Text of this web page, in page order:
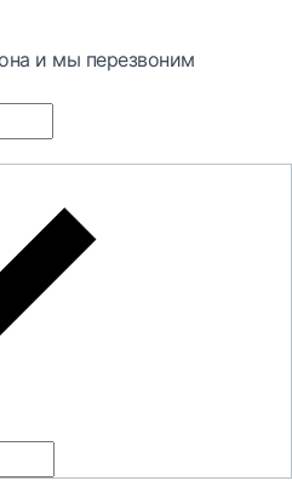
и мы перезвоним